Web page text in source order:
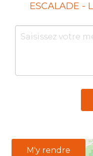
ESCALADE -
M'y rendre